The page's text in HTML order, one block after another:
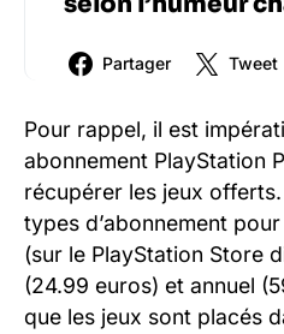
Partager Tweet
Pour rappel, il est
abonnement PlayStation
récupérer les jeux
types d’abonnement
(sur le PlayStation Store
(24.99 euros) et annuel
que les jeux sont placés